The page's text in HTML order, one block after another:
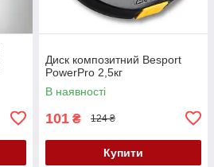
Диск композитний Besport
PowerPro 2,5кг
В наявності
101 ₴ 124 ₴
Купити